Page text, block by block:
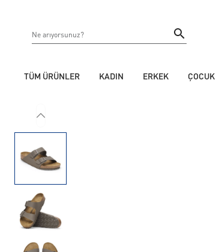
TÜM ÜRÜNLER KADIN ERKEK ÇOCUK